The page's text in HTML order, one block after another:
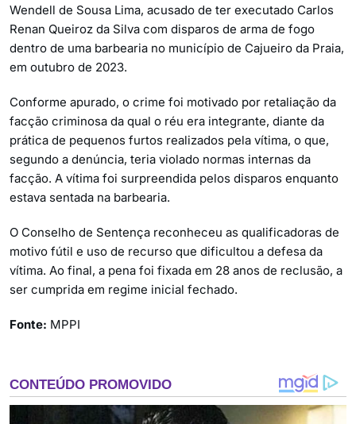
Wendell de Sousa Lima, acusado de ter executado Carlos
Renan Queiroz da Silva com disparos de arma de fogo
dentro de uma barbearia no município de Cajueiro da Praia,
em outubro de 2023.
Conforme apurado, o crime foi motivado por retaliação da
facção criminosa da qual o réu era integrante, diante da
prática de pequenos furtos realizados pela vítima, o que,
segundo a denúncia, teria violado normas internas da
facção. A vítima foi surpreendida pelos disparos enquanto
estava sentada na barbearia.
O Conselho de Sentença reconheceu as qualificadoras de
motivo fútil e uso de recurso que dificultou a defesa da
vítima. Ao final, a pena foi fixada em 28 anos de reclusão, a
ser cumprida em regime inicial fechado.
Fonte: MPPI